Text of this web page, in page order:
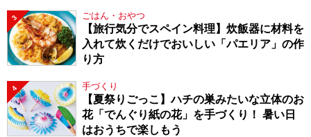
3 ごはん・おやつ
【旅行気分でスペイン料理】炊飯器に材料を
入れて炊くだけでおいしい「パエリア」の作
り方
4 手づくり
【夏祭りごっこ】ハチの巣みたいな立体のお
花「でんぐり紙の花」を手づくり！ 暑い日
はおうちで楽しもう